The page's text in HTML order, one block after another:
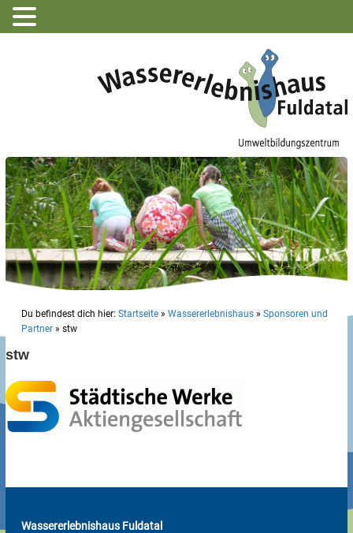
Du befindest dich hier: Startseite » Wassererlebnishaus » Sponsoren und
Partner » stw
stw
Wassererlebnishaus Fuldatal